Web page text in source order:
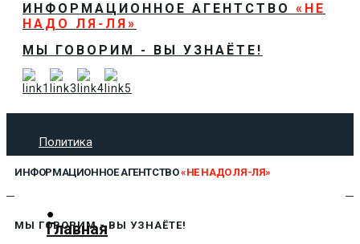
ИНФОРМАЦИОННОЕ АГЕНТСТВО «НЕ
НАДО ЛЯ-ЛЯ»
МЫ ГОВОРИМ - ВЫ УЗНАЁТЕ!
Политика
Технологии
ИНФОРМАЦИОННОЕ АГЕНТСТВО«НЕ НАДО ЛЯ-ЛЯ»
Главная
МЫ ГОВОРИМ - ВЫ УЗНАЁТЕ!